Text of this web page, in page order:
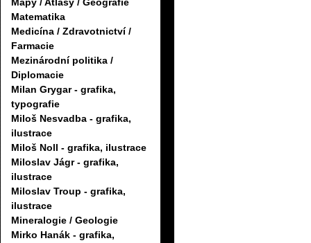
Matematika
Medicína / Zdravotnictví /
Farmacie
Mezinárodní politika /
Diplomacie
Milan Grygar - grafika,
typografie
Miloš Nesvadba - grafika,
ilustrace
Miloš Noll - grafika, ilustrace
Miloslav Jágr - grafika,
ilustrace
Miloslav Troup - grafika,
ilustrace
Mineralogie / Geologie
Mirko Hanák - grafika,